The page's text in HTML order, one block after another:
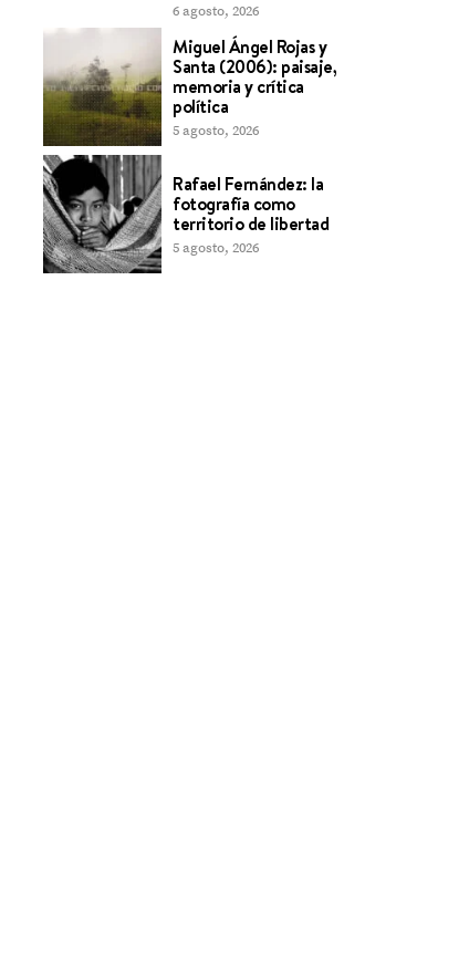
6 agosto, 2026
Miguel Ángel Rojas y
Santa (2006): paisaje,
memoria y crítica
política
5 agosto, 2026
Rafael Fernández: la
fotografía como
territorio de libertad
5 agosto, 2026